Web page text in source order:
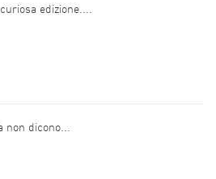
edizione....
non dicono...